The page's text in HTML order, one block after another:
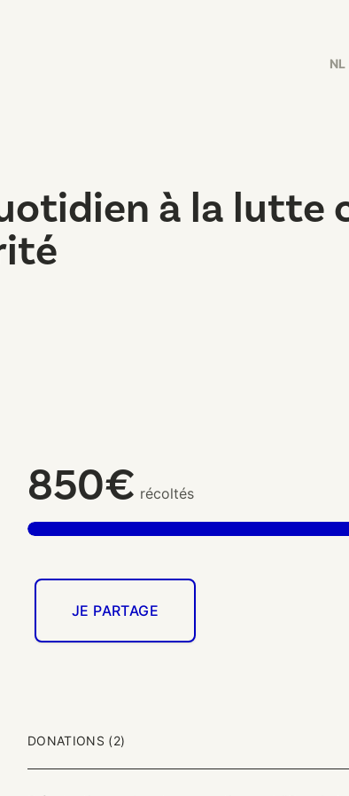
NL
à la lutte
850€ récoltés
JE PARTAGE
DONATIONS (2)